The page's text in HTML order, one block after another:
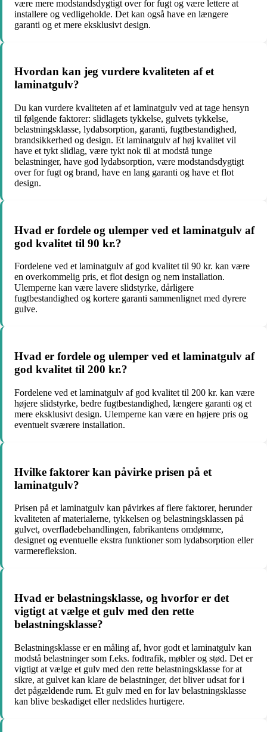
være mere modstandsdygtigt over for fugt og være lettere at
installere og vedligeholde. Det kan også have en længere
garanti og et mere eksklusivt design.
Hvordan kan jeg vurdere kvaliteten af et
laminatgulv?
Du kan vurdere kvaliteten af et laminatgulv ved at tage hensyn
til følgende faktorer: slidlagets tykkelse, gulvets tykkelse,
belastningsklasse, lydabsorption, garanti, fugtbestandighed,
brandsikkerhed og design. Et laminatgulv af høj kvalitet vil
have et tykt slidlag, være tykt nok til at modstå tunge
belastninger, have god lydabsorption, være modstandsdygtigt
over for fugt og brand, have en lang garanti og have et flot
design.
Hvad er fordele og ulemper ved et laminatgulv af
god kvalitet til 90 kr.?
Fordelene ved et laminatgulv af god kvalitet til 90 kr. kan være
en overkommelig pris, et flot design og nem installation.
Ulemperne kan være lavere slidstyrke, dårligere
fugtbestandighed og kortere garanti sammenlignet med dyrere
gulve.
Hvad er fordele og ulemper ved et laminatgulv af
god kvalitet til 200 kr.?
Fordelene ved et laminatgulv af god kvalitet til 200 kr. kan være
højere slidstyrke, bedre fugtbestandighed, længere garanti og et
mere eksklusivt design. Ulemperne kan være en højere pris og
eventuelt sværere installation.
Hvilke faktorer kan påvirke prisen på et
laminatgulv?
Prisen på et laminatgulv kan påvirkes af flere faktorer, herunder
kvaliteten af materialerne, tykkelsen og belastningsklassen på
gulvet, overfladebehandlingen, fabrikantens omdømme,
designet og eventuelle ekstra funktioner som lydabsorption eller
varmerefleksion.
Hvad er belastningsklasse, og hvorfor er det
vigtigt at vælge et gulv med den rette
belastningsklasse?
Belastningsklasse er en måling af, hvor godt et laminatgulv kan
modstå belastninger som f.eks. fodtrafik, møbler og stød. Det er
vigtigt at vælge et gulv med den rette belastningsklasse for at
sikre, at gulvet kan klare de belastninger, det bliver udsat for i
det pågældende rum. Et gulv med en for lav belastningsklasse
kan blive beskadiget eller nedslides hurtigere.